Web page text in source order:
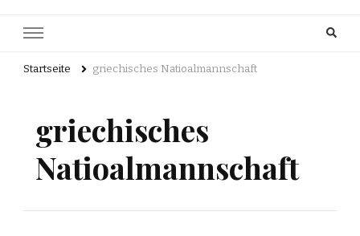
Archiv
Startseite griechisches Natioalmannschaft
griechisches
Natioalmannschaft